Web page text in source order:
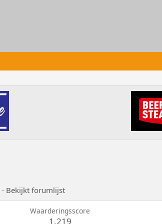
· Bekijkt forumlijst
Waarderingsscore
1.219